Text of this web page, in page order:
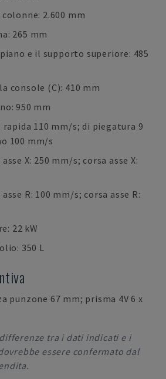
2.600 mm
265 mm
e il supporto superiore: 485
console (C): 410 mm
950 mm
rapida 110 mm/s; di piegatura 9
100 mm/s
X: 250 mm/s; corsa asse X:
R: 100 mm/s; corsa asse R:
22 kW
350 L
punzone 67 mm; prisma 4V 6 x
tra i dati indicati e i
essere confermato dal